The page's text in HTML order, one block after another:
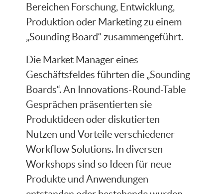
Bereichen Forschung, Entwicklung,
Produktion oder Marketing zu einem
„Sounding Board“ zusammengeführt.
Die Market Manager eines
Geschäftsfeldes führten die „Sounding
Boards“. An Innovations-Round-Table
Gesprächen präsentierten sie
Produktideen oder diskutierten
Nutzen und Vorteile verschiedener
Workflow Solutions. In diversen
Workshops sind so Ideen für neue
Produkte und Anwendungen